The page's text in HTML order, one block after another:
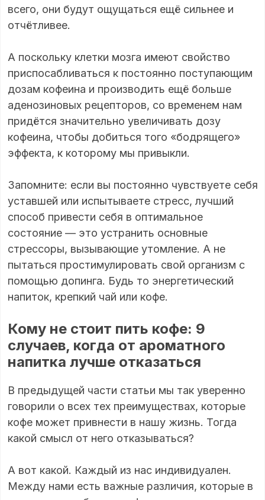
всего, они будут ощущаться ещё сильнее и
отчётливее.
А поскольку клетки мозга имеют свойство
приспосабливаться к постоянно поступающим
дозам кофеина и производить ещё больше
аденозиновых рецепторов, со временем нам
придётся значительно увеличивать дозу
кофеина, чтобы добиться того «бодрящего»
эффекта, к которому мы привыкли.
Запомните: если вы постоянно чувствуете себя
уставшей или испытываете стресс, лучший
способ привести себя в оптимальное
состояние — это устранить основные
стрессоры, вызывающие утомление. А не
пытаться простимулировать свой организм с
помощью допинга. Будь то энергетический
напиток, крепкий чай или кофе.
Кому не стоит пить кофе: 9
случаев, когда от ароматного
напитка лучше отказаться
В предыдущей части статьи мы так уверенно
говорили о всех тех преимуществах, которые
кофе может привнести в нашу жизнь. Тогда
какой смысл от него отказываться?
А вот какой. Каждый из нас индивидуален.
Между нами есть важные различия, которые в